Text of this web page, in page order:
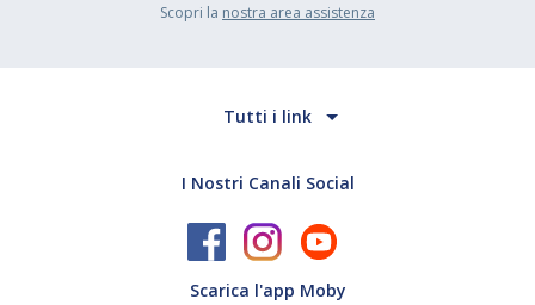
Scopri la nostra area assistenza
Tutti i link
I Nostri Canali Social
Scarica l'app Moby